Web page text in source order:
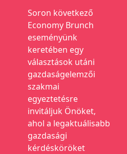
Soron következő
Economy Brunch
eseményünk
keretében egy
választások utáni
gazdaságelemzői
szakmai
egyeztetésre
invitáljuk Önöket,
ahol a legaktuálisabb
gazdasági
kérdésköröket